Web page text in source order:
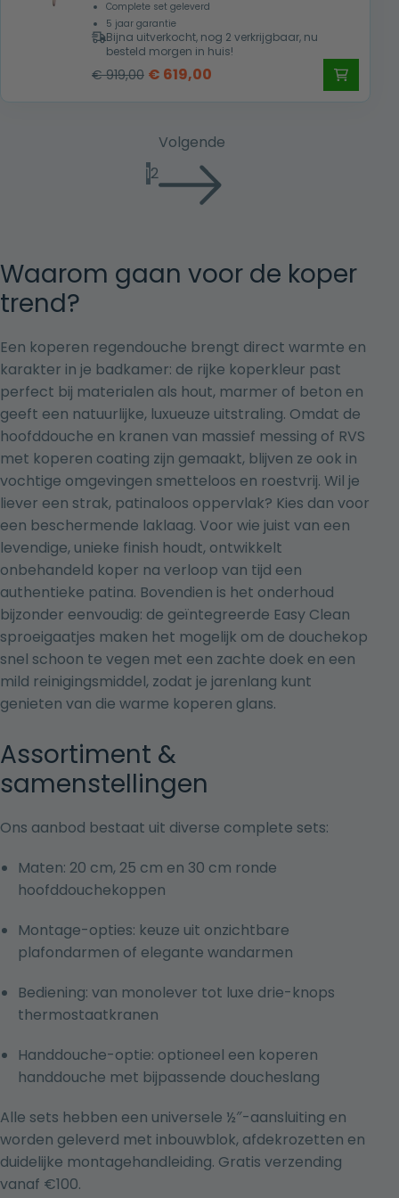
Complete set geleverd
5 jaar garantie
Bijna uitverkocht, nog 2 verkrijgbaar, nu
besteld morgen in huis!
€919,00 Oorspronkelijke
€ 919,00.
€ 619,00
€ 619,00.
12
Volgende
Waarom gaan voor de koper
trend?
Een koperen regendouche brengt direct warmte en
karakter in je badkamer: de rijke koperkleur past
perfect bij materialen als hout, marmer of beton en
geeft een natuurlijke, luxueuze uitstraling. Omdat de
hoofddouche en kranen van massief messing of RVS
met koperen coating zijn gemaakt, blijven ze ook in
vochtige omgevingen smetteloos en roestvrij. Wil je
liever een strak, patinaloos oppervlak? Kies dan voor
een beschermende laklaag. Voor wie juist van een
levendige, unieke finish houdt, ontwikkelt
onbehandeld koper na verloop van tijd een
authentieke patina. Bovendien is het onderhoud
bijzonder eenvoudig: de geïntegreerde Easy Clean
sproeigaatjes maken het mogelijk om de douchekop
snel schoon te vegen met een zachte doek en een
mild reinigingsmiddel, zodat je jarenlang kunt
genieten van die warme koperen glans.
Assortiment &
samenstellingen
Ons aanbod bestaat uit diverse complete sets:
Maten: 20 cm, 25 cm en 30 cm ronde
hoofddouchekoppen
Montage-opties: keuze uit onzichtbare
plafondarmen of elegante wandarmen
Bediening: van monolever tot luxe drie-knops
thermostaatkranen
Handdouche-optie: optioneel een koperen
handdouche met bijpassende doucheslang
Alle sets hebben een universele ½″-aansluiting en
worden geleverd met inbouwblok, afdekrozetten en
duidelijke montagehandleiding. Gratis verzending
vanaf €100.